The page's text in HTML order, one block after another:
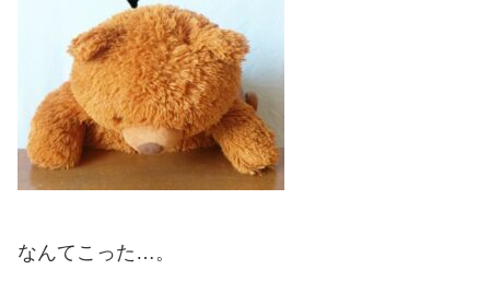
なんてこった…。